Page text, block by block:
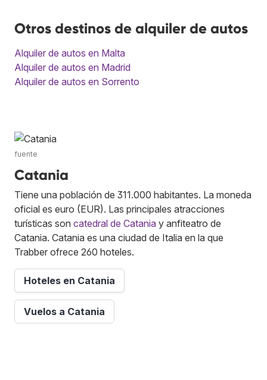
Otros destinos de alquiler de autos
Alquiler de autos en Malta
Alquiler de autos en Madrid
Alquiler de autos en Sorrento
fuente
Catania
Tiene una población de 311.000 habitantes. La moneda
oficial es euro (EUR). Las principales atracciones
turísticas son catedral de Catania y anfiteatro de
Catania. Catania es una ciudad de Italia en la que
Trabber ofrece 260 hoteles.
Hoteles en Catania
Vuelos a Catania